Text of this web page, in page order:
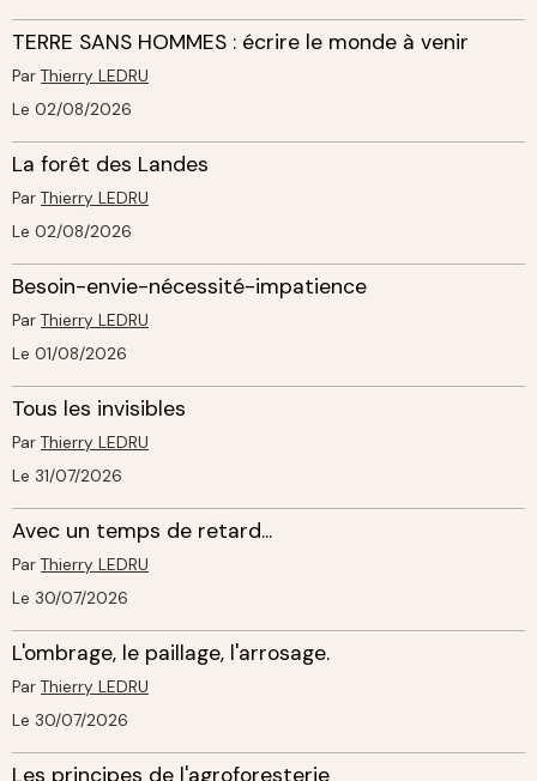
TERRE SANS HOMMES : écrire le monde à venir
Par Thierry LEDRU
Le 02/08/2026
La forêt des Landes
Par Thierry LEDRU
Le 02/08/2026
Besoin-envie-nécessité-impatience
Par Thierry LEDRU
Le 01/08/2026
Tous les invisibles
Par Thierry LEDRU
Le 31/07/2026
Avec un temps de retard...
Par Thierry LEDRU
Le 30/07/2026
L'ombrage, le paillage, l'arrosage.
Par Thierry LEDRU
Le 30/07/2026
Les principes de l'agroforesterie